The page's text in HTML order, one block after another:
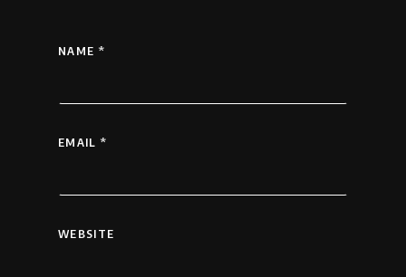
NAME *
EMAIL *
WEBSITE